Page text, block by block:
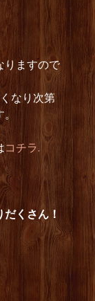
りますので
なり次第
コチラ.
くさん！